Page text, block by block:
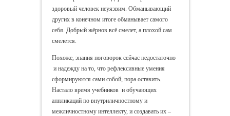
здоровый человек неуязвим. Обманывающий
других в конечном итоге обманывает самого
себя. Добрый жёрнов всё смелет, а плохой сам
смелется.
Похоже, знания поговорок сейчас недостаточно
и надежду на то, что рефлексивные умения
сформируются сами собой, пора оставить.
Настало время учебников и обучающих
аппликаций по внутриличностному и
межличностному интеллекту, и создавать их –